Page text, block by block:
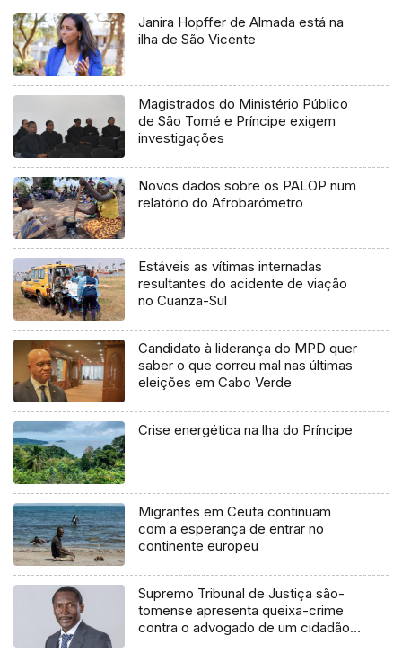
Janira Hopffer de Almada está na
ilha de São Vicente
Magistrados do Ministério Público
de São Tomé e Príncipe exigem
investigações
Novos dados sobre os PALOP num
relatório do Afrobarómetro
Estáveis as vítimas internadas
resultantes do acidente de viação
no Cuanza-Sul
Candidato à liderança do MPD quer
saber o que correu mal nas últimas
eleições em Cabo Verde
Crise energética na lha do Príncipe
Migrantes em Ceuta continuam
com a esperança de entrar no
continente europeu
Supremo Tribunal de Justiça são-
tomense apresenta queixa-crime
contra o advogado de um cidadão